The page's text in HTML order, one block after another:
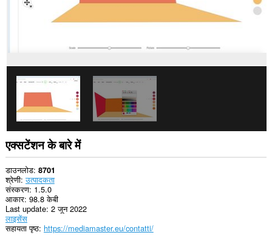
एक्सटेंशन के बारे में
डाउनलोड 8701
श्रेणी उत्पादकता
संस्करण 1.5.0
आकार 98.8 केबी
Last update 2 जून 2022
लाइसेंस
सहायता पृष्ठ https://mediamaster.eu/contatti/